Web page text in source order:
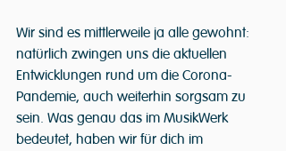
Wir sind es mittlerweile ja alle gewohnt:
natürlich zwingen uns die aktuellen
Entwicklungen rund um die Corona-
Pandemie, auch weiterhin sorgsam zu
sein. Was genau das im MusikWerk
bedeutet, haben wir für dich im